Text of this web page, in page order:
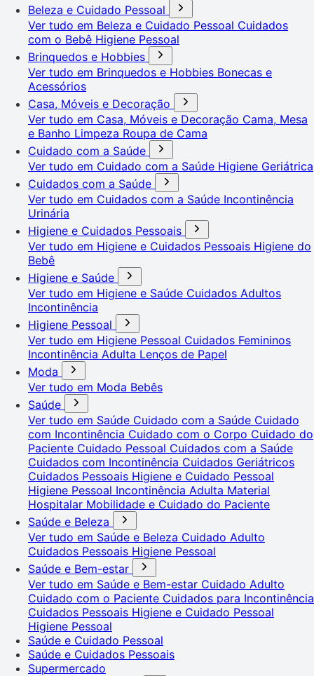
Beleza e Cuidado Pessoal
Ver tudo em Beleza e Cuidado Pessoal Cuidados
com o Bebê Higiene Pessoal
Brinquedos e Hobbies
Ver tudo em Brinquedos e Hobbies Bonecas e
Acessórios
Casa, Móveis e Decoração
Ver tudo em Casa, Móveis e Decoração Cama, Mesa
e Banho Limpeza Roupa de Cama
Cuidado com a Saúde
Ver tudo em Cuidado com a Saúde Higiene Geriátrica
Cuidados com a Saúde
Ver tudo em Cuidados com a Saúde Incontinência
Urinária
Higiene e Cuidados Pessoais
Ver tudo em Higiene e Cuidados Pessoais Higiene do
Bebê
Higiene e Saúde
Ver tudo em Higiene e Saúde Cuidados Adultos
Incontinência
Higiene Pessoal
Ver tudo em Higiene Pessoal Cuidados Femininos
Incontinência Adulta Lenços de Papel
Moda
Ver tudo em Moda Bebês
Saúde
Ver tudo em Saúde Cuidado com a Saúde Cuidado
com Incontinência Cuidado com o Corpo Cuidado do
Paciente Cuidado Pessoal Cuidados com a Saúde
Cuidados com Incontinência Cuidados Geriátricos
Cuidados Pessoais Higiene e Cuidado Pessoal
Higiene Pessoal Incontinência Adulta Material
Hospitalar Mobilidade e Cuidado do Paciente
Saúde e Beleza
Ver tudo em Saúde e Beleza Cuidado Adulto
Cuidados Pessoais Higiene Pessoal
Saúde e Bem-estar
Ver tudo em Saúde e Bem-estar Cuidado Adulto
Cuidado com o Paciente Cuidados para Incontinência
Cuidados Pessoais Higiene e Cuidado Pessoal
Higiene Pessoal
Saúde e Cuidado Pessoal
Saúde e Cuidados Pessoais
Supermercado